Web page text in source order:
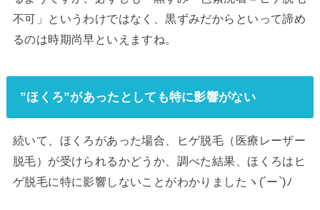
不可」というわけではなく、黒ずみだからといって諦め
るのは時期尚早といえますね。
”ほくろ”があったとしても特に影響がない
続いて、ほくろがあった場合、ヒゲ脱毛（医療レーザー
脱毛）が受けられるかどうか、調べた結果、ほくろはヒ
ゲ脱毛に特に影響しないことがわかりましたヽ(´ー`)ﾉ